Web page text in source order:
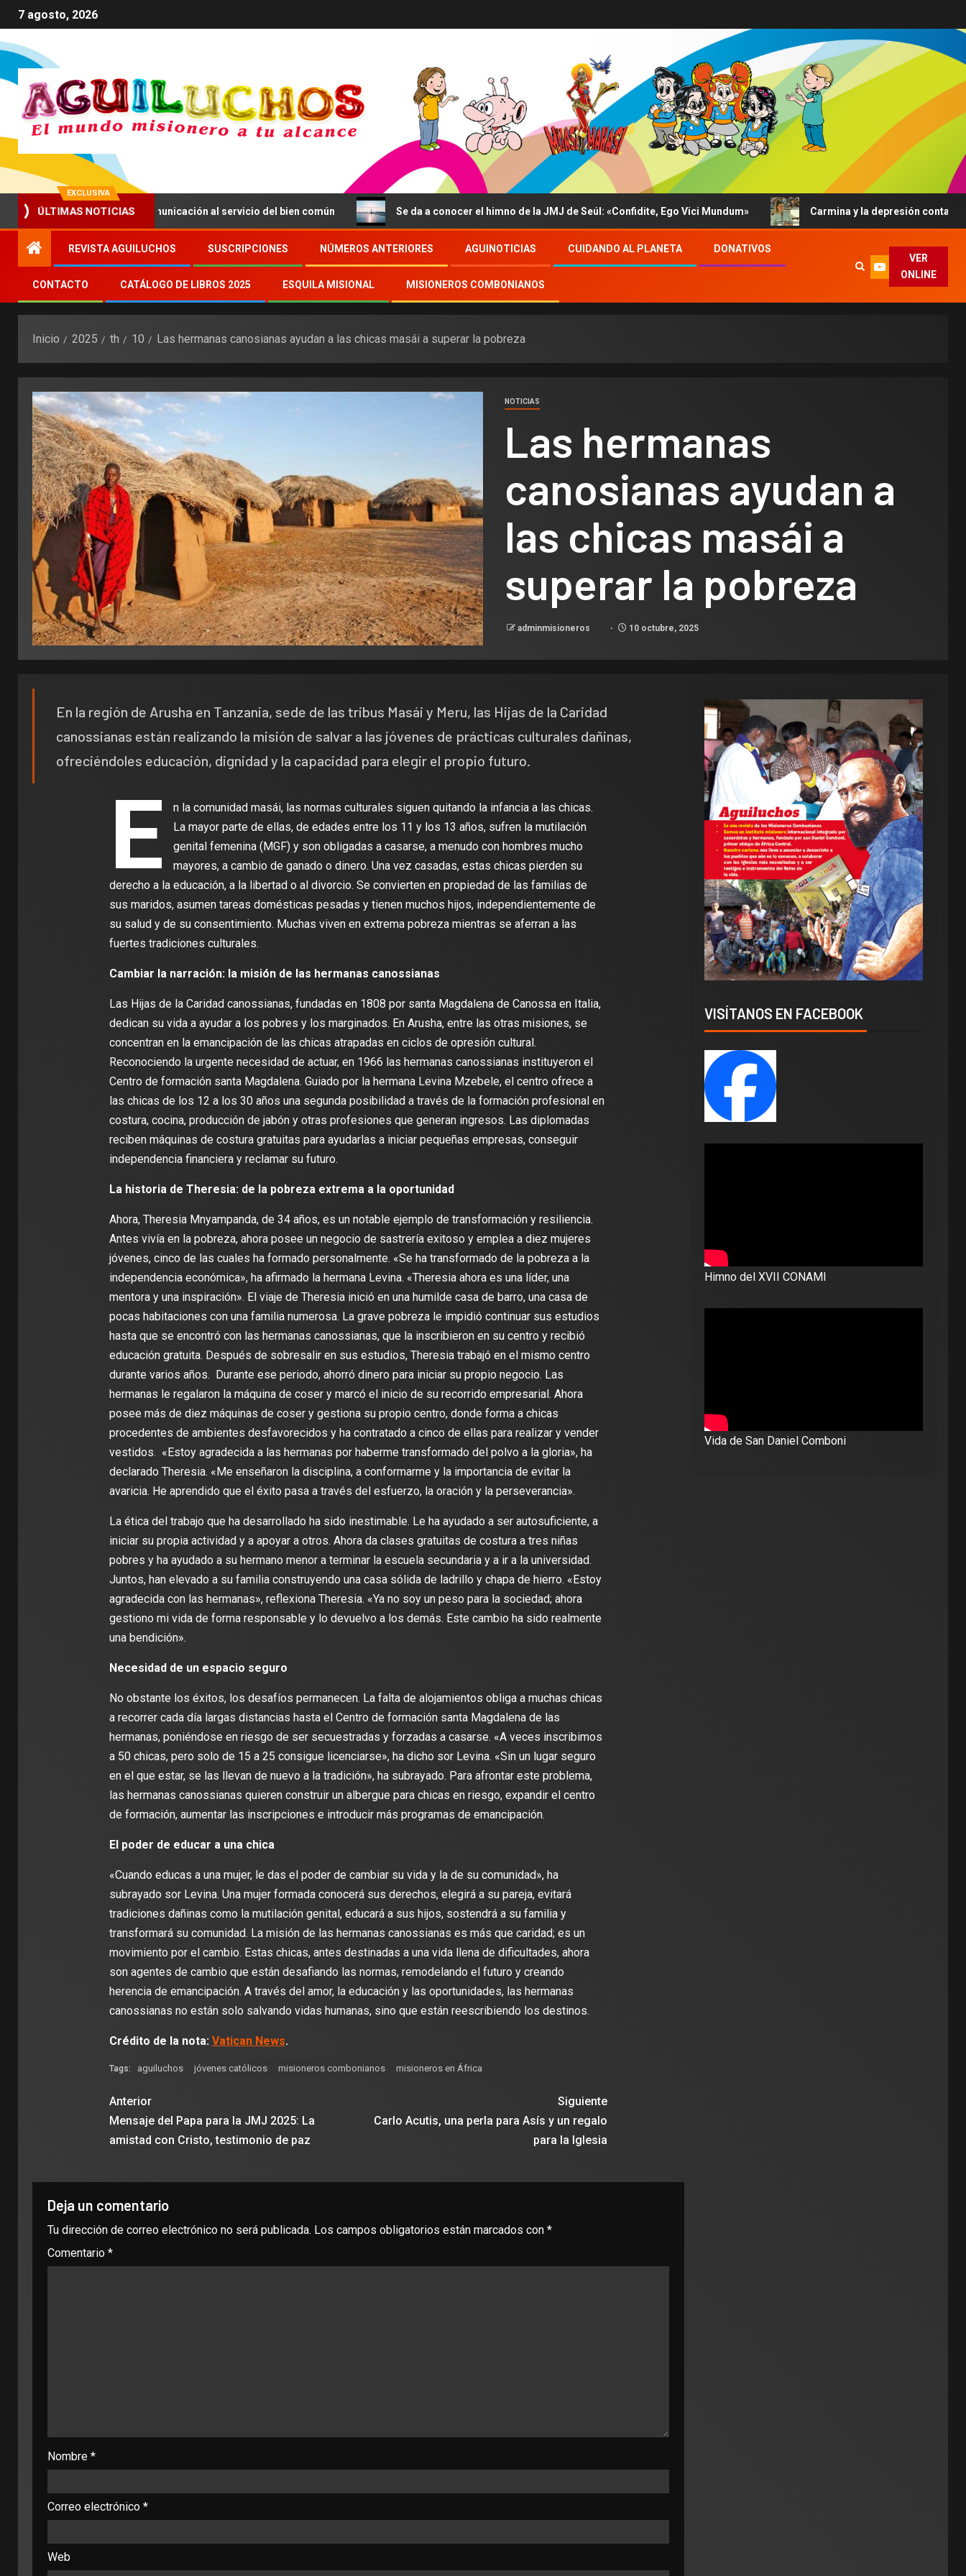
7 agosto, 2026
EXCLUSIVA
ÚLTIMAS NOTICIAS
a impulsar una comunicación al servicio del bien común Se da a conocer el himno de la JMJ de Seúl: «Confidite, Ego Vici Mundum» Carmina y la depresión contada al Papa:
REVISTA AGUILUCHOS SUSCRIPCIONES NÚMEROS ANTERIORES AGUINOTICIAS CUIDANDO AL PLANETA DONATIVOS
CONTACTO CATÁLOGO DE LIBROS 2025 ESQUILA MISIONAL MISIONEROS COMBONIANOS
VER
ONLINE
Inicio 2025 th 10 Las hermanas canosianas ayudan a las chicas masái a superar la pobreza
NOTICIAS
Las hermanas
canosianas ayudan a
las chicas masái a
superar la pobreza
adminmisioneros 10 octubre, 2025
En la región de Arusha en Tanzania, sede de las tribus Masái y Meru, las Hijas de la Caridad
canossianas están realizando la misión de salvar a las jóvenes de prácticas culturales dañinas,
ofreciéndoles educación, dignidad y la capacidad para elegir el propio futuro.
E
n la comunidad masái, las normas culturales siguen quitando la infancia a las chicas.
La mayor parte de ellas, de edades entre los 11 y los 13 años, sufren la mutilación
genital femenina (MGF) y son obligadas a casarse, a menudo con hombres mucho
mayores, a cambio de ganado o dinero. Una vez casadas, estas chicas pierden su
derecho a la educación, a la libertad o al divorcio. Se convierten en propiedad de las familias de
sus maridos, asumen tareas domésticas pesadas y tienen muchos hijos, independientemente de
su salud y de su consentimiento. Muchas viven en extrema pobreza mientras se aferran a las
fuertes tradiciones culturales.
Cambiar la narración: la misión de las hermanas canossianas
Las Hijas de la Caridad canossianas, fundadas en 1808 por santa Magdalena de Canossa en Italia,
dedican su vida a ayudar a los pobres y los marginados. En Arusha, entre las otras misiones, se
concentran en la emancipación de las chicas atrapadas en ciclos de opresión cultural.
Reconociendo la urgente necesidad de actuar, en 1966 las hermanas canossianas instituyeron el
Centro de formación santa Magdalena. Guiado por la hermana Levina Mzebele, el centro ofrece a
las chicas de los 12 a los 30 años una segunda posibilidad a través de la formación profesional en
costura, cocina, producción de jabón y otras profesiones que generan ingresos. Las diplomadas
reciben máquinas de costura gratuitas para ayudarlas a iniciar pequeñas empresas, conseguir
independencia financiera y reclamar su futuro.
La historia de Theresia: de la pobreza extrema a la oportunidad
Ahora, Theresia Mnyampanda, de 34 años, es un notable ejemplo de transformación y resiliencia.
Antes vivía en la pobreza, ahora posee un negocio de sastrería exitoso y emplea a diez mujeres
jóvenes, cinco de las cuales ha formado personalmente. «Se ha transformado de la pobreza a la
independencia económica», ha afirmado la hermana Levina. «Theresia ahora es una líder, una
mentora y una inspiración». El viaje de Theresia inició en una humilde casa de barro, una casa de
pocas habitaciones con una familia numerosa. La grave pobreza le impidió continuar sus estudios
hasta que se encontró con las hermanas canossianas, que la inscribieron en su centro y recibió
educación gratuita. Después de sobresalir en sus estudios, Theresia trabajó en el mismo centro
durante varios años. Durante ese periodo, ahorró dinero para iniciar su propio negocio. Las
hermanas le regalaron la máquina de coser y marcó el inicio de su recorrido empresarial. Ahora
posee más de diez máquinas de coser y gestiona su propio centro, donde forma a chicas
procedentes de ambientes desfavorecidos y ha contratado a cinco de ellas para realizar y vender
vestidos. «Estoy agradecida a las hermanas por haberme transformado del polvo a la gloria», ha
declarado Theresia. «Me enseñaron la disciplina, a conformarme y la importancia de evitar la
avaricia. He aprendido que el éxito pasa a través del esfuerzo, la oración y la perseverancia».
La ética del trabajo que ha desarrollado ha sido inestimable. Le ha ayudado a ser autosuficiente, a
iniciar su propia actividad y a apoyar a otros. Ahora da clases gratuitas de costura a tres niñas
pobres y ha ayudado a su hermano menor a terminar la escuela secundaria y a ir a la universidad.
Juntos, han elevado a su familia construyendo una casa sólida de ladrillo y chapa de hierro. «Estoy
agradecida con las hermanas», reflexiona Theresia. «Ya no soy un peso para la sociedad; ahora
gestiono mi vida de forma responsable y lo devuelvo a los demás. Este cambio ha sido realmente
una bendición».
Necesidad de un espacio seguro
No obstante los éxitos, los desafíos permanecen. La falta de alojamientos obliga a muchas chicas
a recorrer cada día largas distancias hasta el Centro de formación santa Magdalena de las
hermanas, poniéndose en riesgo de ser secuestradas y forzadas a casarse. «A veces inscribimos
a 50 chicas, pero solo de 15 a 25 consigue licenciarse», ha dicho sor Levina. «Sin un lugar seguro
en el que estar, se las llevan de nuevo a la tradición», ha subrayado. Para afrontar este problema,
las hermanas canossianas quieren construir un albergue para chicas en riesgo, expandir el centro
de formación, aumentar las inscripciones e introducir más programas de emancipación.
El poder de educar a una chica
«Cuando educas a una mujer, le das el poder de cambiar su vida y la de su comunidad», ha
subrayado sor Levina. Una mujer formada conocerá sus derechos, elegirá a su pareja, evitará
tradiciones dañinas como la mutilación genital, educará a sus hijos, sostendrá a su familia y
transformará su comunidad. La misión de las hermanas canossianas es más que caridad; es un
movimiento por el cambio. Estas chicas, antes destinadas a una vida llena de dificultades, ahora
son agentes de cambio que están desafiando las normas, remodelando el futuro y creando
herencia de emancipación. A través del amor, la educación y las oportunidades, las hermanas
canossianas no están solo salvando vidas humanas, sino que están reescribiendo los destinos.
Crédito de la nota: Vatican News.
Tags: aguiluchos jóvenes católicos misioneros combonianos misioneros en África
Anterior
Mensaje del Papa para la JMJ 2025: La
amistad con Cristo, testimonio de paz
Siguiente
Carlo Acutis, una perla para Asís y un regalo
para la Iglesia
Deja un comentario
Tu dirección de correo electrónico no será publicada. Los campos obligatorios están marcados con *
Comentario *
Nombre *
Correo electrónico *
Web
VISÍTANOS EN FACEBOOK
Himno del XVII CONAMI
Vida de San Daniel Comboni